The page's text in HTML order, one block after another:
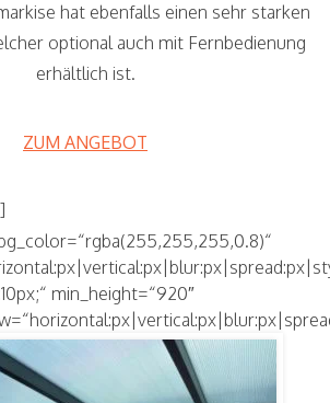
hat ebenfalls einen sehr starken
optional auch mit Fernbedienung
erhältlich ist.
ZUM ANGEBOT
min_height=“920″